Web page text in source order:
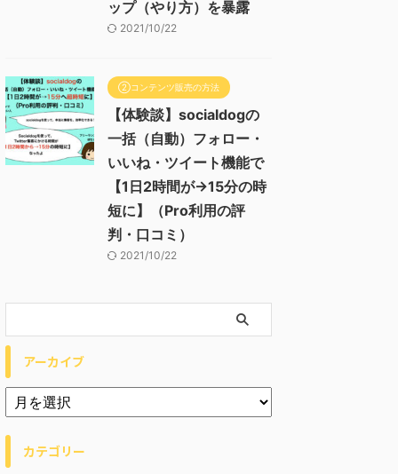
ップ（やり方）を暴露
2021/10/22
②コンテンツ販売の方法
【体験談】socialdogの
一括（自動）フォロー・
いいね・ツイート機能で
【1日2時間が→15分の時
短に】（Pro利用の評
判・口コミ）
2021/10/22
アーカイブ
カテゴリー